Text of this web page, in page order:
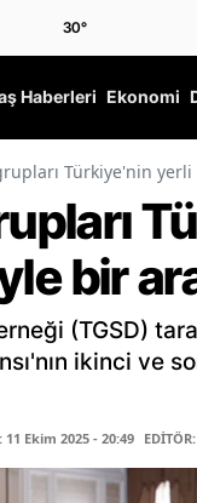
30°
Haberleri Ekonomi
Türkiye'nin
bir
(TGSD)
ikinci ve
11 Ekim 2025 - 20:49